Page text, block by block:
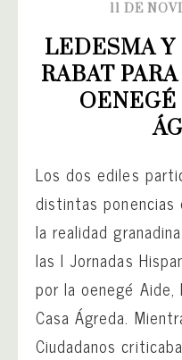
11 DE
LEDESMA
RABAT
Los dos ediles
distintas
la realidad
las I Jornadas
por la oenegé
Casa Ágreda.
Ciudadanos